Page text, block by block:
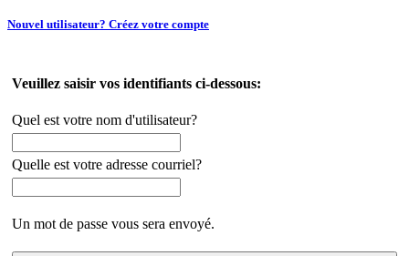
Nouvel utilisateur? Créez votre compte
Veuillez saisir vos identifiants ci-dessous:
Quel est votre nom d'utilisateur?
Quelle est votre adresse courriel?
Un mot de passe vous sera envoyé.